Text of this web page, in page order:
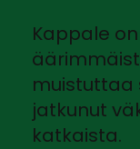
Kappale
muistuttaa
jatkunut
katkaista.